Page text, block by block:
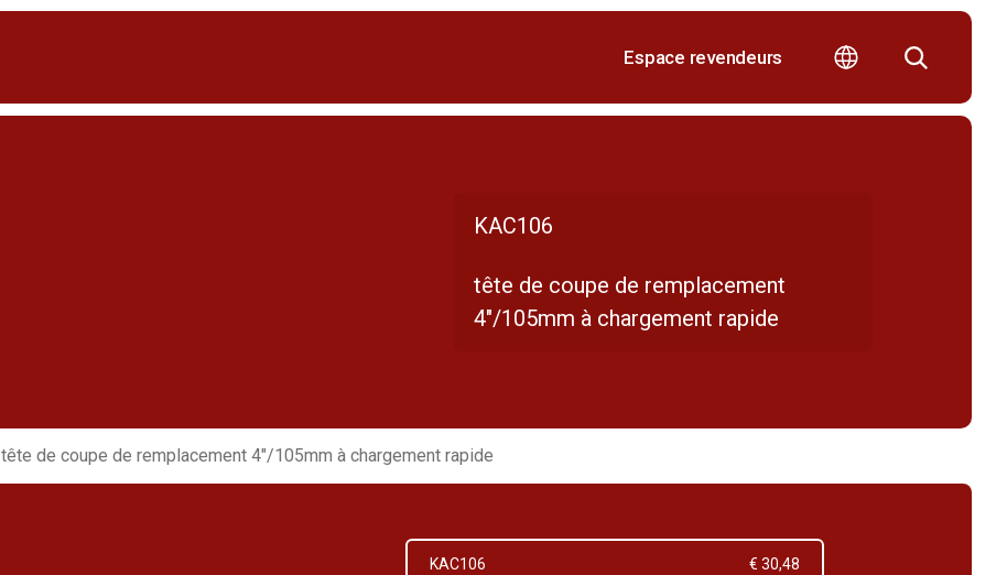
Espace revendeurs
KAC106
tête de coupe de remplacement
4"/105mm à chargement rapide
tête de coupe de remplacement 4"/105mm à chargement rapide
KAC106 € 30,48